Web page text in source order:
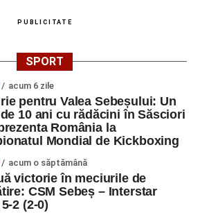
PUBLICITATE
SPORT
acum 6 zile
pentru Valea Sebeșului: Un
10 ani cu rădăcini în Săsciori
România la
Mondial de Kickboxing
acum o săptămână
victorie în meciurile de
CSM Sebeș – Interstar
2 (2-0)